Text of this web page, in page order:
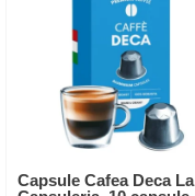
Capsule Cafea Deca La